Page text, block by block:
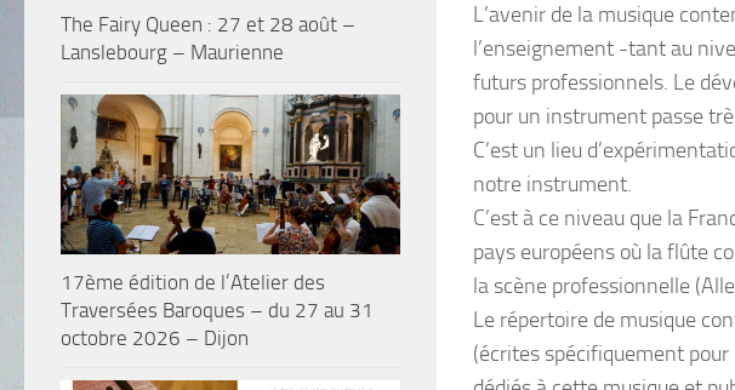
L’avenir de la musique
l’enseignement -tant au
futurs professionnels. Le
pour un instrument passe
C’est un lieu
notre instrument.
C’est à ce niveau que la
pays européens où la flûte
la scène professionnelle
Le répertoire de musique
(écrites spécifiquement
The Fairy Queen : 27 et 28 août –
Lanslebourg – Maurienne
17ème édition de l’Atelier des
Traversées Baroques – du 27 au 31
octobre 2026 – Dijon